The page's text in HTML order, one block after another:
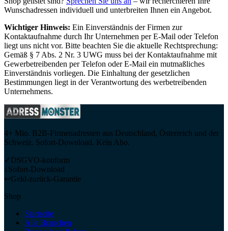
Wunschadressen individuell und unterbreiten Ihnen ein Angebot.
Wichtiger Hinweis: Ein Einverständnis der Firmen zur
Kontaktaufnahme durch Ihr Unternehmen per E-Mail oder Telefon
liegt uns nicht vor. Bitte beachten Sie die aktuelle Rechtsprechung:
Gemäß § 7 Abs. 2 Nr. 3 UWG muss bei der Kontaktaufnahme mit
Gewerbetreibenden per Telefon oder E-Mail ein mutmaßliches
Einverständnis vorliegen. Die Einhaltung der gesetzlichen
Bestimmungen liegt in der Verantwortung des werbetreibenden
Unternehmens.
4+ Mio. B2B-Firmenadressen aus Deutschland, Österreich und der
Schweiz. Sofort-Download. Kein Abo.
✓ DSGVO-konform
↓Sofort-Download
↩Geld-zurück-Garantie
Shop
Startseite
Alle Branchen